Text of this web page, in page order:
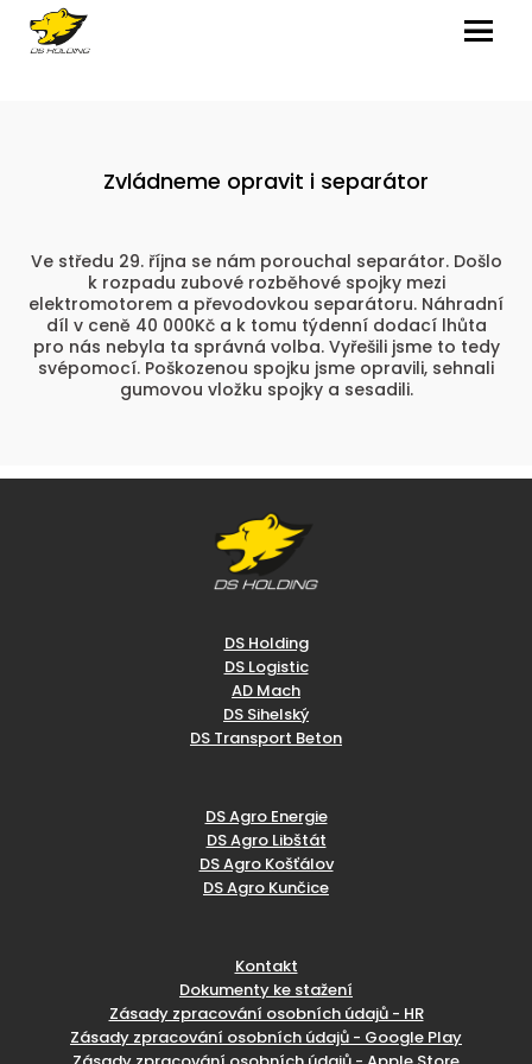
MENU
Zvládneme opravit i separátor
Ve středu 29. října se nám porouchal separátor. Došlo
k rozpadu zubové rozběhové spojky mezi
elektromotorem a převodovkou separátoru. Náhradní
díl v ceně 40 000Kč a k tomu týdenní dodací lhůta
pro nás nebyla ta správná volba. Vyřešili jsme to tedy
svépomocí. Poškozenou spojku jsme opravili, sehnali
gumovou vložku spojky a sesadili.
DS Holding
DS Logistic
AD Mach
DS Sihelský
DS Transport Beton
DS Agro Energie
DS Agro Libštát
DS Agro Košťálov
DS Agro Kunčice
Kontakt
Dokumenty ke stažení
Zásady zpracování osobních údajů - HR
Zásady zpracování osobních údajů - Google Play